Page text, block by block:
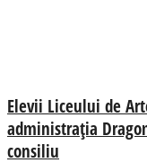
Elevii Liceului de
administrația
consiliu